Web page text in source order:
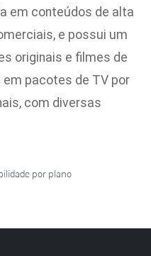
em conteúdos de alta
e possui um
originais e filmes de
pacotes de TV por
com diversas
por plano